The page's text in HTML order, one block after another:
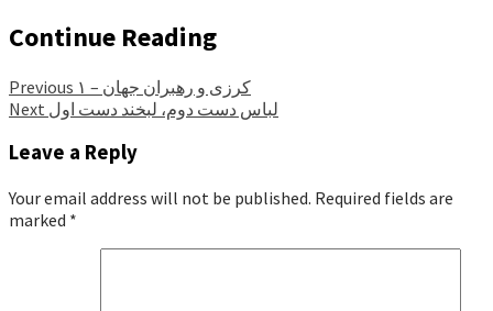
Continue Reading
Previous
کرزی و رهبران جهان – ۱
Next لباس دست دوم، لبخند دست اول
Leave a Reply
Your email address will not be published. Required fields are
marked *